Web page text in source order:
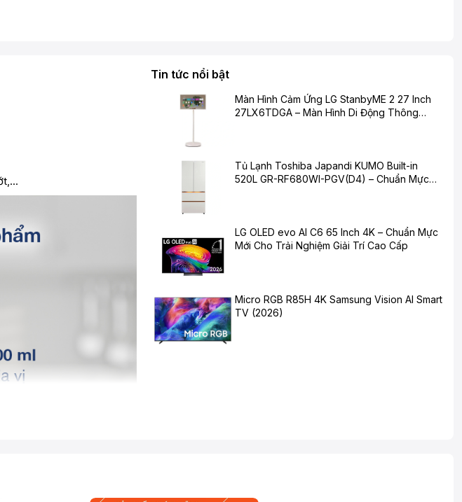
Tin tức nổi bật
Màn Hình Cảm Ứng LG StanbyME 2 27 Inch
27LX6TDGA – Màn Hình Di Động Thông
Tủ Lạnh Toshiba Japandi KUMO Built-in
520L GR-RF680WI-PGV(D4) – Chuẩn Mực
LG OLED evo AI C6 65 Inch 4K – Chuẩn Mực
Mới Cho Trải Nghiệm Giải Trí Cao Cấp
Micro RGB R85H 4K Samsung Vision AI Smart
TV (2026)